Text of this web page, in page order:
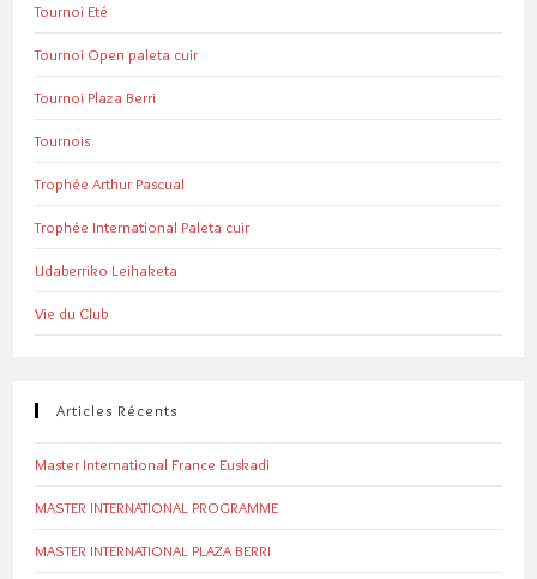
Tournoi Eté
Tournoi Open paleta cuir
Tournoi Plaza Berri
Tournois
Trophée Arthur Pascual
Trophée International Paleta cuir
Udaberriko Leihaketa
Vie du Club
Articles Récents
Master International France Euskadi
MASTER INTERNATIONAL PROGRAMME
MASTER INTERNATIONAL PLAZA BERRI